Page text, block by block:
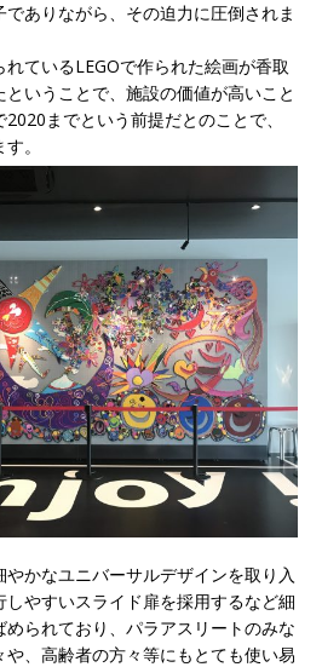
ありながら、その迫力に圧倒されま
ているLEGOで作られた絵画が香取
いうことで、施設の価値が高いこと
までという前提だとのことで、
。
かなユニバーサルデザインを取り入
やすいスライド扉を採用するなど細
られており、パラアスリートのみな
、高齢者の方々等にもとても使い易